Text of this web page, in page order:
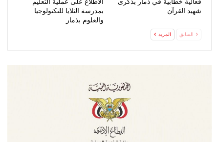
فعالية خطابية في ذمار بذكرى
شهيد القرآن
الاطلاع على عملية التعليم
بمدرسة الثلايا للتكنولوجيا
والعلوم بذمار
السابق المزيد